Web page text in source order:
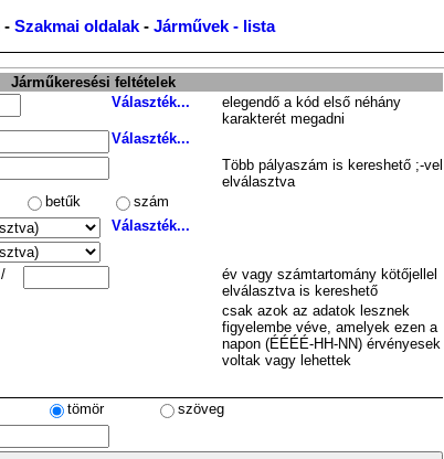
- Szakmai oldalak- Járművek - lista
Járműkeresési feltételek
Választék...
elegendő a kód első néhány
karakterét megadni
Választék...
Több pályaszám is kereshető ;-vel
elválasztva
betűk
szám
Választék...
/
év vagy számtartomány kötőjellel
elválasztva is kereshető
csak azok az adatok lesznek
figyelembe véve, amelyek ezen a
napon (ÉÉÉÉ-HH-NN) érvényesek
voltak vagy lehettek
tömör
szöveg